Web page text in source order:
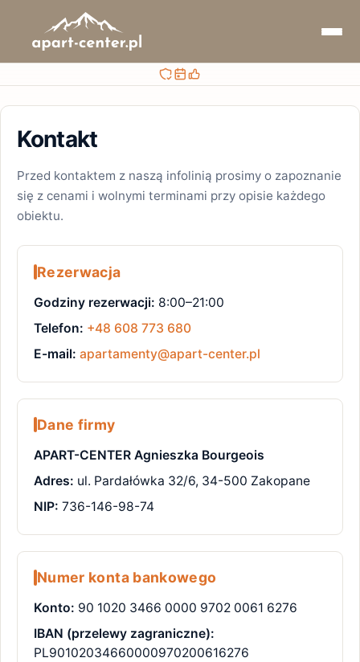
Bezpieczna rezerwacja
Sprawdzaj terminy i ceny
Obsługa przed i po rezerwacji
Kontakt
Przed kontaktem z naszą infolinią prosimy o zapoznanie
się z cenami i wolnymi terminami przy opisie każdego
obiektu.
Rezerwacja
Godziny rezerwacji: 8:00–21:00
Telefon: +48 608 773 680
E-mail: apartamenty@apart-center.pl
Dane firmy
APART-CENTER Agnieszka Bourgeois
Adres: ul. Pardałówka 32/6, 34-500 Zakopane
NIP: 736-146-98-74
Numer konta bankowego
Konto: 90 1020 3466 0000 9702 0061 6276
IBAN (przelewy zagraniczne):
PL90102034660000970200616276